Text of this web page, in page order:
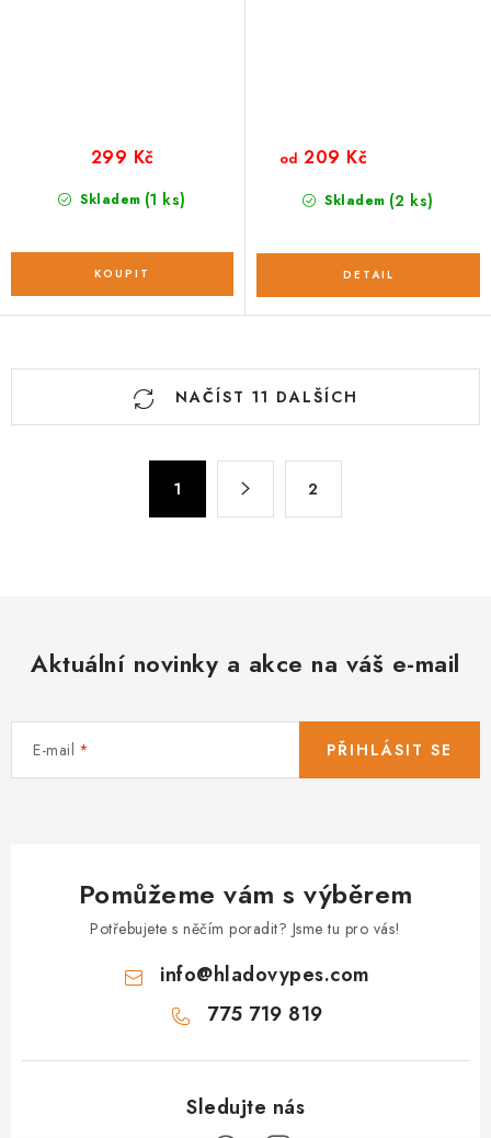
Skladem (1 ks)
299 Kč
Skladem (2 ks)
od 209 Kč
O
y
ý
NAČÍST 11 DALŠÍCH
1 2
Aktuální novinky a akce na váš e-mail
E-mail PŘIHLÁSIT SE
Pomůžeme vám s výběrem
Potřebujete s něčím poradit? Jsme tu pro vás!
info@hladovypes.com
775 719 819